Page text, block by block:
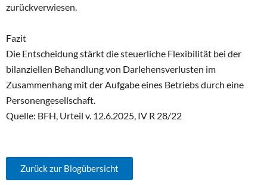
zurückverwiesen.
Fazit
Die Entscheidung stärkt die steuerliche Flexibilität bei der
bilanziellen Behandlung von Darlehensverlusten im
Zusammenhang mit der Aufgabe eines Betriebs durch eine
Personengesellschaft.
Quelle: BFH, Urteil v. 12.6.2025, IV R 28/22
Zurück zur Blogübersicht